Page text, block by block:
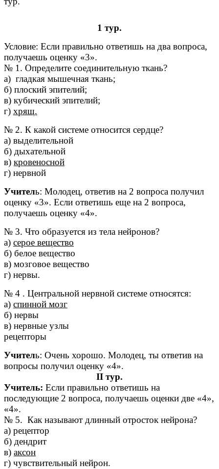
1 тур.
Условие: Если правильно ответишь на два вопроса,
получаешь оценку «3».
№ 1. Определите соединительную ткань?
а) гладкая мышечная ткань;
б) плоский эпителий;
в) кубический эпителий;
г) хрящ.
№ 2. К какой системе относится сердце?
а) выделительной
б) дыхательной
в) кровеносной
г) нервной
Учитель: Молодец, ответив на 2 вопроса получил
оценку «3». Если ответишь еще на 2 вопроса,
получаешь оценку «4».
№ 3. Что образуется из тела нейронов?
а) серое вещество
б) белое вещество
в) мозговое вещество
г) нервы.
№ 4 . Центральной нервной системе относятся:
а) спинной мозг
б) нервы
в) нервные узлы
рецепторы
Учитель: Очень хорошо. Молодец, ты ответив на
вопросы получил оценку «4».
II тур.
Учитель: Если правильно ответишь на
последующие 2 вопроса, получаешь оценки две «4»,
«4».
№ 5. Как называют длинный отросток нейрона?
а) рецептор
б) дендрит
в) аксон
г) чувствительный нейрон.